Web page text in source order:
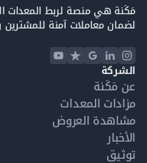
مَكَنة هي منصة لربط المعدات
لضمان معاملات آمنة
الشركة
عن مَكَنة
مزادات المعدات
مشاهدة العروض
الأخبار
توثيق